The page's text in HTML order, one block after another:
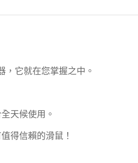
，它就在您掌握之中。
天候使用。
得信賴的滑鼠！